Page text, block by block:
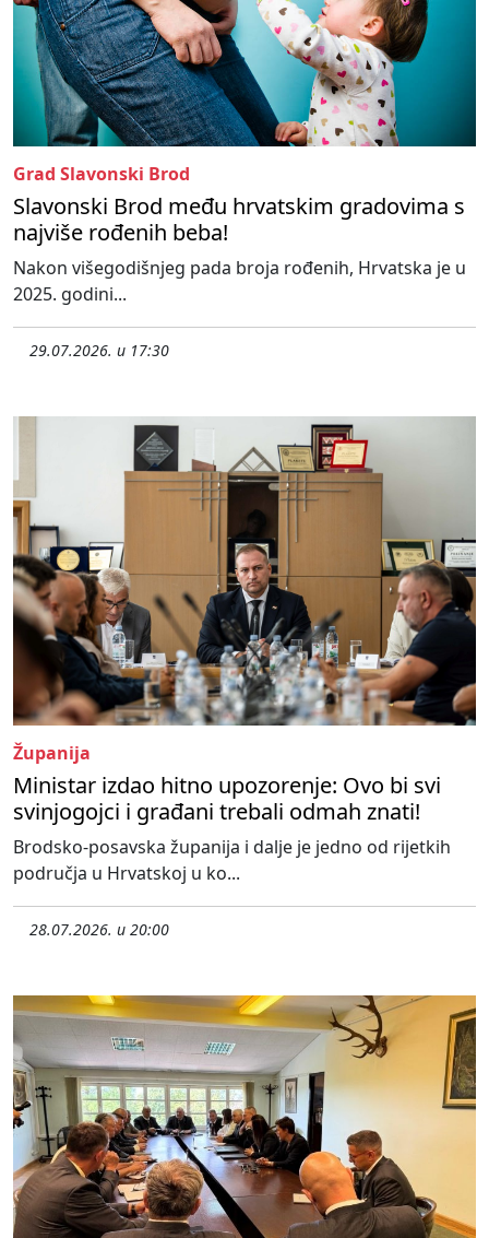
Grad Slavonski Brod
Slavonski Brod među hrvatskim gradovima s
najviše rođenih beba!
Nakon višegodišnjeg pada broja rođenih, Hrvatska je u
2025. godini...
29.07.2026. u 17:30
Županija
Ministar izdao hitno upozorenje: Ovo bi svi
svinjogojci i građani trebali odmah znati!
Brodsko-posavska županija i dalje je jedno od rijetkih
područja u Hrvatskoj u ko...
28.07.2026. u 20:00